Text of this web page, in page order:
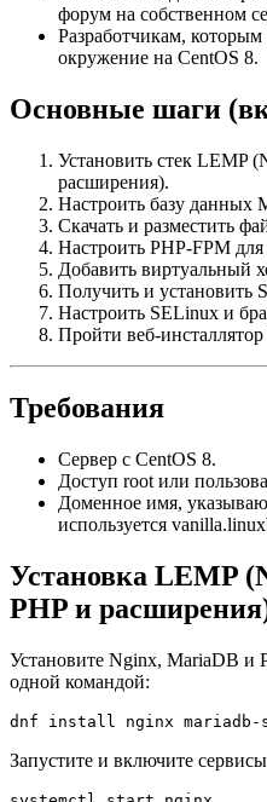
форум на собственном
Разработчикам,
окружение на CentOS 8.
Основные шаги
Установить стек LEMP
расширения).
Настроить базу данных
Скачать и разместить
Настроить PHP-FPM
Добавить виртуальный
Получить и установить
Настроить SELinux и
Пройти веб-
Требования
Сервер с CentOS 8.
Доступ root или
Доменное имя,
используется
Установка LEMP
PHP и
Установите Nginx, MariaDB
одной командой:
dnf install nginx mariadb-
Запустите и включите